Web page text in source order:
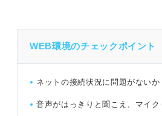
WEB環境のチェックポイント
ネットの接続状況に問題がないか
音声がはっきりと聞こえ、マイ